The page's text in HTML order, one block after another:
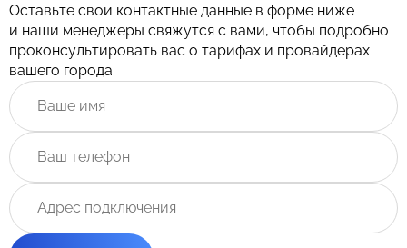
Оставьте свои контактные данные в форме ниже
и наши менеджеры свяжутся с вами, чтобы подробно
проконсультировать вас о тарифах и провайдерах
вашего города